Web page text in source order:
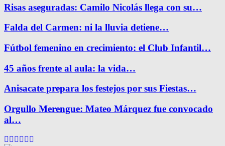
Risas aseguradas: Camilo Nicolás llega con su…
Falda del Carmen: ni la lluvia detiene…
Fútbol femenino en crecimiento: el Club Infantil…
45 años frente al aula: la vida…
Anisacate prepara los festejos por sus Fiestas…
Orgullo Merengue: Mateo Márquez fue convocado
al…
Facebook
Twitter
Instagram
Pinterest
Google